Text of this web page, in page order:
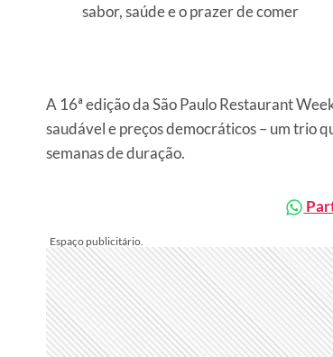
sabor, saúde e o prazer de comer
A 16ª edição da São Paulo Restaurant
saudável e preços democráticos – um trio
semanas de duração.